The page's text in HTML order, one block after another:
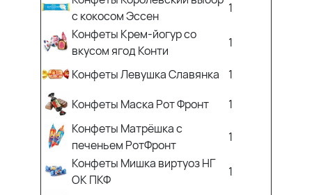
с кокосом Эссен
1
Конфеты Крем-йогур со
вкусом ягод Конти
1
Конфеты Левушка Славянка
1
Конфеты Маска Рот Фронт
1
Конфеты Матрёшка с
печеньем РотФронт
1
Конфеты Мишка виртуоз НГ
ОК ПКФ
1